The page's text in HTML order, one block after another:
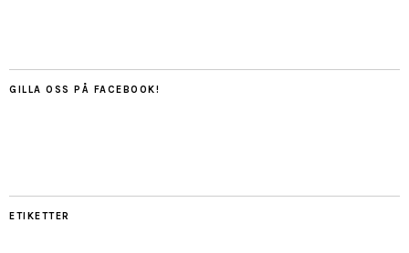
GILLA OSS PÅ FACEBOOK!
ETIKETTER